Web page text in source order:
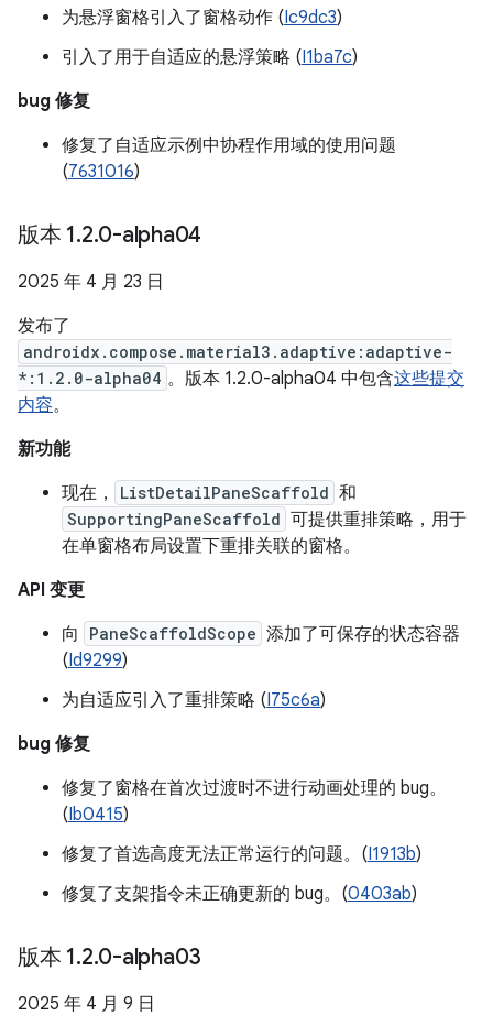
为悬浮窗格引入了窗格动作 (Ic9dc3)
引入了用于自适应的悬浮策略 (I1ba7c)
bug 修复
修复了自适应示例中协程作用域的使用问题
(7631016)
版本 1.2.0-alpha04
2025 年 4 月 23 日
发布了
androidx.compose.material3.adaptive:adaptive-
*:1.2.0-alpha04 。版本 1.2.0-alpha04 中包含这些提交
内容。
新功能
现在，
ListDetailPaneScaffold 和
SupportingPaneScaffold 可提供重排策略，用于
在单窗格布局设置下重排关联的窗格。
API 变更
向
PaneScaffoldScope 添加了可保存的状态容器
(Id9299)
为自适应引入了重排策略 (I75c6a)
bug 修复
修复了窗格在首次过渡时不进行动画处理的 bug。
(Ib0415)
修复了首选高度无法正常运行的问题。(I1913b)
修复了支架指令未正确更新的 bug。(0403ab)
版本 1.2.0-alpha03
2025 年 4 月 9 日